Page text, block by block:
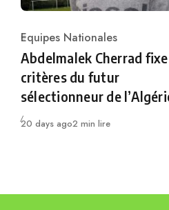
Category
Equipes Nationales
Abdelmalek Cherrad
critères du futur
sélectionneur de
Publié
20 days ago2 min lire